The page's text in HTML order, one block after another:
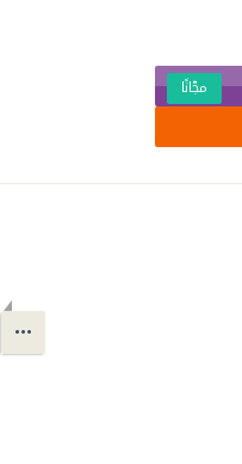
مجّانًا